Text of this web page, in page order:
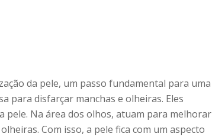
da pele, um passo fundamental para uma
para disfarçar manchas e olheiras. Eles
pele. Na área dos olhos, atuam para melhorar
Com isso, a pele fica com um aspecto